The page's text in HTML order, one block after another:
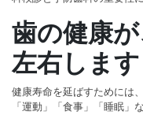
歯の健康
左右します
健康寿命を延ばすためには
「運動」「食事」「睡眠」